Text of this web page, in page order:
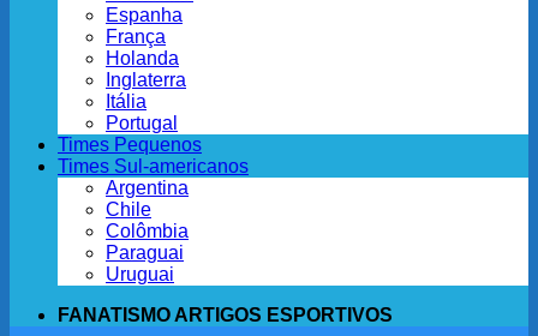
Espanha
França
Holanda
Inglaterra
Itália
Portugal
Times Pequenos
Times Sul-americanos
Argentina
Chile
Colômbia
Paraguai
Uruguai
FANATISMO ARTIGOS ESPORTIVOS